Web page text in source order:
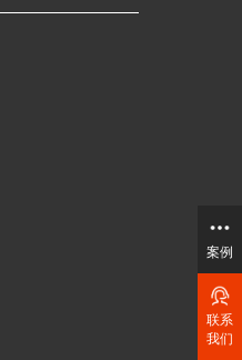
案例
联系
我们